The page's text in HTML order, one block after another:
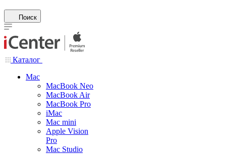
Поиск
Каталог
Mac
MacBook Neo
MacBook Air
MacBook Pro
iMac
Mac mini
Apple Vision
Pro
Mac Studio